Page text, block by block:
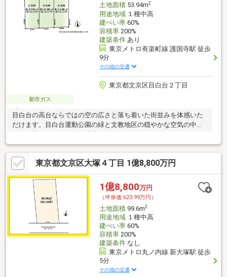
土地面積53.94m2
用途地域１種中高
建ぺい率60%
容積率200%
建築条件あり
東京メトロ有楽町線 護国寺駅 徒歩
9分
その他の交通
東京都文京区目白台２丁目
都市ガス
目白台の高台ならではの空の広さと落ち着いた街並みを体感いた
だけます。目白台運動公園の緑と文教地区の穏やかな空気の中で
始まる暮らしを、まずは現地でご覧ください。
東京都文京区大塚４丁目 1億8,800万円
1億8,800万円
（坪単価:623.99万円）
土地面積99.6m2
用途地域１種中高
建ぺい率60%
容積率200%
建築条件なし
東京メトロ丸ノ内線 新大塚駅 徒歩
5分
その他の交通